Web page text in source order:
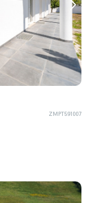
ZMPT591007